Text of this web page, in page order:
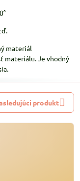
materiál
materiálu. Je vhodný
produkt